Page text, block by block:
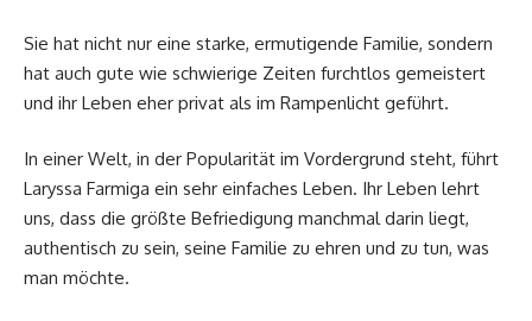
Sie hat nicht nur eine starke, ermutigende Familie, sondern
hat auch gute wie schwierige Zeiten furchtlos gemeistert
und ihr Leben eher privat als im Rampenlicht geführt.
In einer Welt, in der Popularität im Vordergrund steht, führt
Laryssa Farmiga ein sehr einfaches Leben. Ihr Leben lehrt
uns, dass die größte Befriedigung manchmal darin liegt,
authentisch zu sein, seine Familie zu ehren und zu tun, was
man möchte.